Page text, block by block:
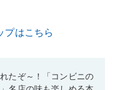
プはこちら
たぞ～！「コンビニの